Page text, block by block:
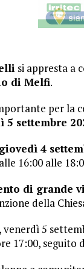
si appresta a
di Melfi.
per la
5 settembre
4
16:00 alle
di grande
della
5
17:00, seguito